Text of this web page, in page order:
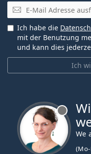
E-Mail
Ich
Ich habe die
mit der Benutzung
und kann dies
We